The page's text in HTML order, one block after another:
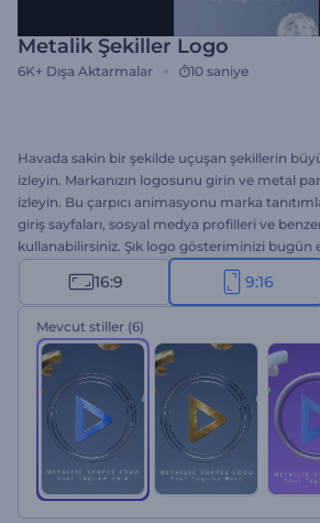
Metalik Şekiller Logo
6K+ Dışa Aktarmalar 10 saniye
Havada sakin bir şekilde uçuşan şekillerin
izleyin. Markanızın logosunu girin ve metal
izleyin. Bu çarpıcı animasyonu marka
giriş sayfaları, sosyal medya profilleri ve
kullanabilirsiniz. Şık logo gösteriminizi bugün
16:9 9:16
Mevcut stiller (6)